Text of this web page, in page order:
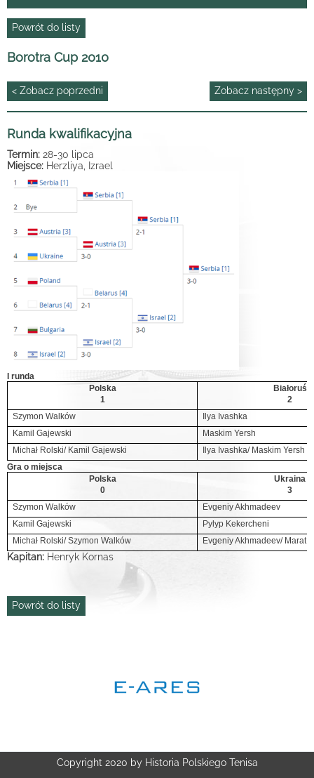
Powrót do listy
Borotra Cup 2010
< Zobacz poprzedni Zobacz następny >
Runda kwalifikacyjna
Termin: 28-30 lipca
Miejsce: Herzliya, Izrael
I runda
Polska
1
Białoruś
2
Szymon Walków
Ilya Ivashka
Kamil Gajewski
Maskim Yersh
Michał Rolski/ Kamil Gajewski
Ilya Ivashka/ Maskim Yersh
Gra o miejsca
Polska
0
Ukraina
3
Szymon Walków
Evgeniy Akhmadeev
Kamil Gajewski
Pylyp Kekercheni
Michał Rolski/ Szymon Walków
Evgeniy Akhmadeev/ Marat
Kapitan: Henryk Kornas
Powrót do listy
Copyright 2020 by Historia Polskiego Tenisa